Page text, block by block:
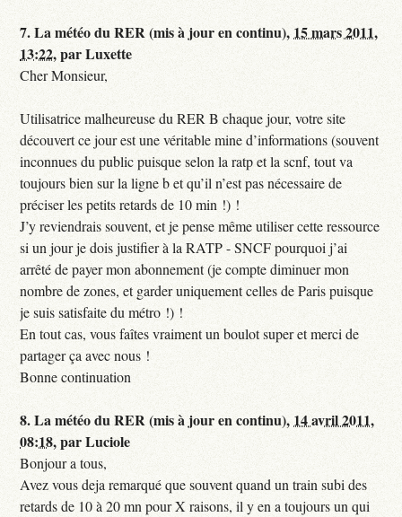
7.La météo du RER (mis à jour en continu), 15 mars 2011,
13:22,parLuxette
Cher Monsieur,
Utilisatrice malheureuse du RER B chaque jour, votre site
découvert ce jour est une véritable mine d’informations (souvent
inconnues du public puisque selon la ratp et la scnf, tout va
toujours bien sur la ligne b et qu’il n’est pas nécessaire de
préciser les petits retards de 10 min !) !
J’y reviendrais souvent, et je pense même utiliser cette ressource
si un jour je dois justifier à la RATP - SNCF pourquoi j’ai
arrêté de payer mon abonnement (je compte diminuer mon
nombre de zones, et garder uniquement celles de Paris puisque
je suis satisfaite du métro !) !
En tout cas, vous faîtes vraiment un boulot super et merci de
partager ça avec nous !
Bonne continuation
8.La météo du RER (mis à jour en continu), 14 avril 2011,
08:18,parLuciole
Bonjour a tous,
Avez vous deja remarqué que souvent quand un train subi des
retards de 10 à 20 mn pour X raisons, il y en a toujours un qui